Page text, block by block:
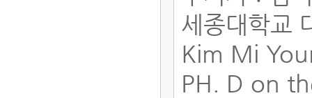
세종대학교
Kim Mi
PH. D on